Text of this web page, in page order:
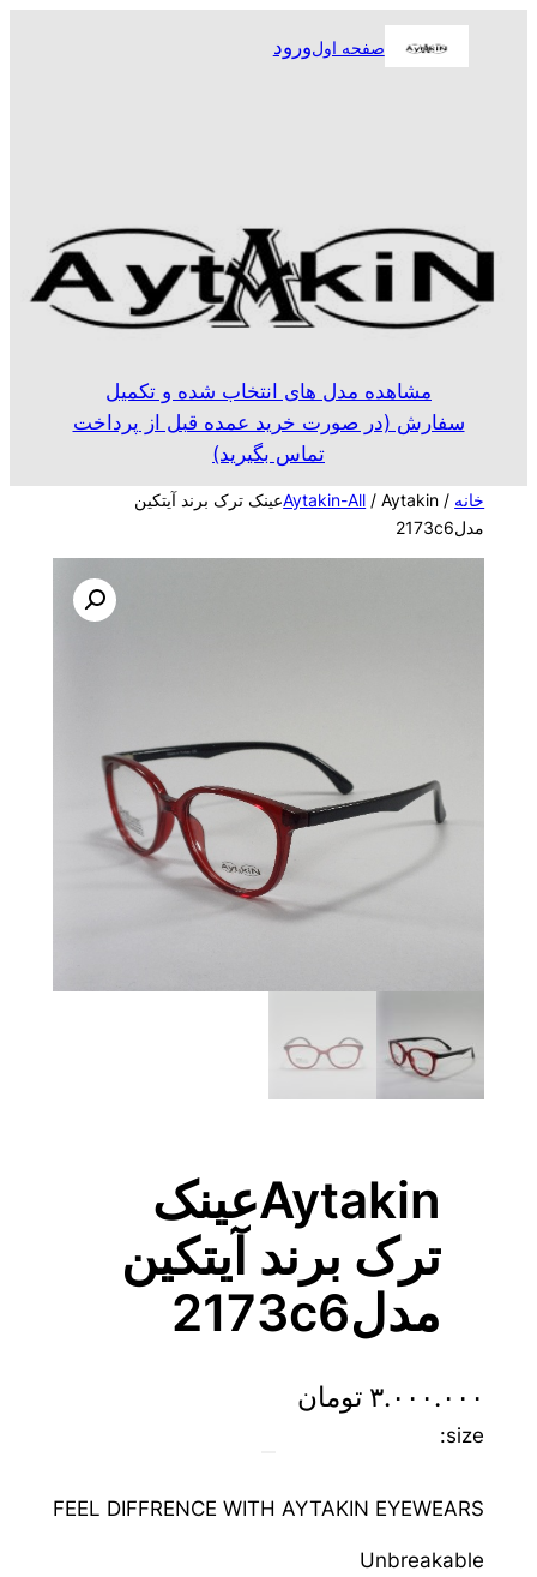
صفحه اولورود
مشاهده مدل های انتخاب شده و تکمیل
سفارش (در صورت خرید عمده قبل از پرداخت
تماس بگیرید)
خانه /
Aytakin-All/ Aytakinعینک ترک برند آیتکین
مدل2173c6
Aytakinعینک
ترک برند آیتکین
مدل2173c6
۳.۰۰۰.۰۰۰ تومان
size:
FEEL DIFFRENCE WITH AYTAKIN EYEWEARS
Unbreakable